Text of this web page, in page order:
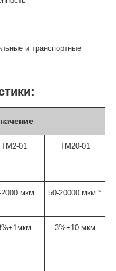
и транспортные
ТМ2-01 ТМ20-01
2000 мкм 50-20000 мкм *
3%+10 мкм